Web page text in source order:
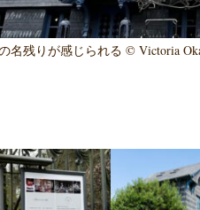
名残りが感じられる © Victoria